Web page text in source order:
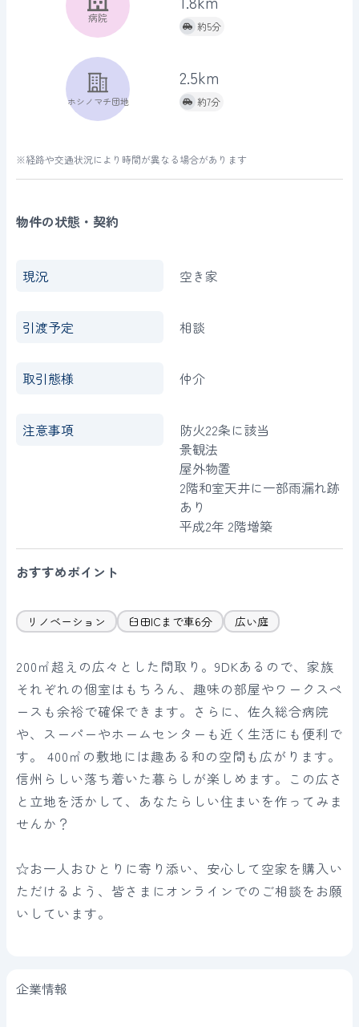
病院
約5分
ホシノマチ団地
2.5km
約7分
※経路や交通状況により時間が異なる場合があります
物件の状態・契約
現況 空き家
引渡予定 相談
取引態様 仲介
注意事項
防火22条に該当
景観法
屋外物置
2階和室天井に一部雨漏れ跡
あり
平成2年 2階増築
おすすめポイント
リノベーション 臼田ICまで車6分 広い庭
200㎡超えの広々とした間取り。9DKあるので、家族
それぞれの個室はもちろん、趣味の部屋やワークスペ
ースも余裕で確保できます。さらに、佐久総合病院
や、スーパーやホームセンターも近く生活にも便利で
す。 400㎡の敷地には趣ある和の空間も広がります。
信州らしい落ち着いた暮らしが楽しめます。この広さ
と立地を活かして、あなたらしい住まいを作ってみま
せんか？
☆お一人おひとりに寄り添い、安心して空家を購入い
ただけるよう、皆さまにオンラインでのご相談をお願
いしています。
企業情報